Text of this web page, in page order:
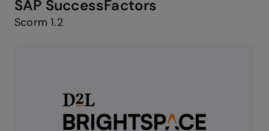
SAP SuccessFactors
Scorm 1.2